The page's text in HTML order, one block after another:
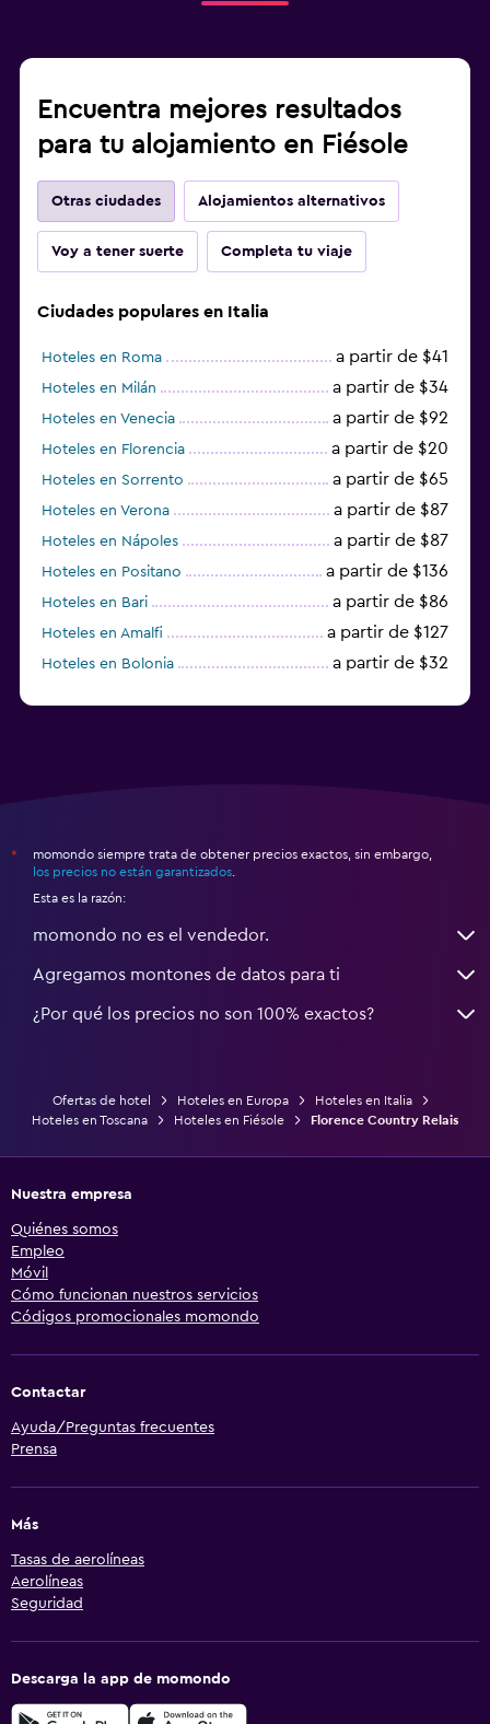
Encuentra mejores resultados
para tu alojamiento en Fiésole
Otras ciudades Alojamientos alternativos
Voy a tener suerte Completa tu viaje
Ciudades populares en Italia
Hoteles en Roma a partir de $41
Hoteles en Milán a partir de $34
Hoteles en Venecia a partir de $92
Hoteles en Florencia a partir de $20
Hoteles en Sorrento a partir de $65
Hoteles en Verona a partir de $87
Hoteles en Nápoles a partir de $87
Hoteles en Positano a partir de $136
Hoteles en Bari a partir de $86
Hoteles en Amalfi a partir de $127
Hoteles en Bolonia a partir de $32
*
momondo siempre trata de obtener precios exactos, sin embargo,
los precios no están garantizados
Esta es la razón:
momondo no es el vendedor.
Agregamos montones de datos para ti
¿Por qué los precios no son 100% exactos?
Ofertas de hotel Hoteles en Europa
Hoteles en Italia
Hoteles en Toscana
Hoteles en Fiésole Florence Country Relais
Nuestra empresa
Quiénes somos
Empleo
Móvil
Cómo funcionan nuestros servicios
Códigos promocionales momondo
Contactar
Ayuda/Preguntas frecuentes
Prensa
Más
Tasas de aerolíneas
Aerolíneas
Seguridad
Descarga la app de momondo